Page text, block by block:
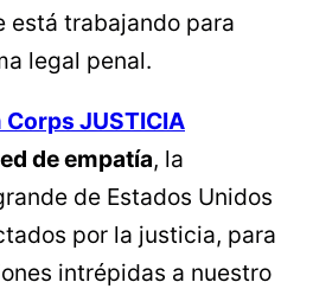
está trabajando para
legal penal.
Corps JUSTICIA
de empatía, la
de Estados Unidos
por la justicia, para
intrépidas a nuestro